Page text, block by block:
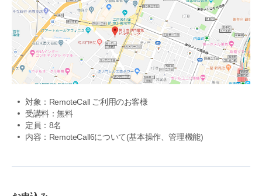
対象：RemoteCall ご利用のお客様
受講料：無料
定員：8名
内容：RemoteCall6について(基本操作、管理機能)